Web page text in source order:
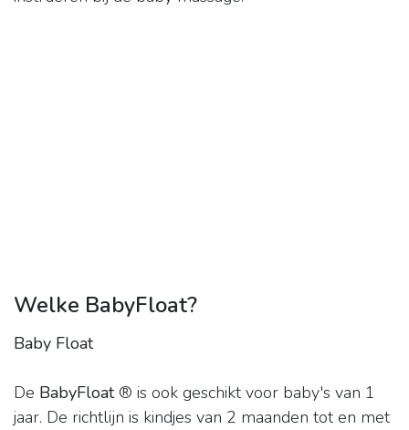
Welke BabyFloat?
Baby Float
De BabyFloat® is ook geschikt voor baby's van 1
jaar. De richtlijn is kindjes van 2 maanden tot en met